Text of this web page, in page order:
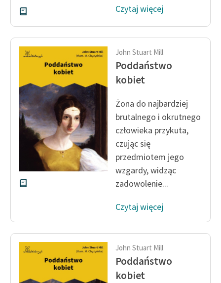
niepełnosprawnościami
Feministyczne inspiracje.
Popularyzacja
skandynawskiej literatury
feministycznej
Ręce pełne poezji
Kolekcje edukacyjne
twórców przechodzących
do domeny publicznej,
lektur szkolnych oraz
Starego Testamentu
Odkurzamy bohaterów
O nas
Kontakt
Czytaj więcej
John Stuart Mill
Poddaństwo
kobiet
Żona do najbardziej
brutalnego i okrutnego
człowieka przykuta,
czując się
przedmiotem jego
wzgardy, widząc
zadowolenie...
Czytaj więcej
John Stuart Mill
Poddaństwo
kobiet